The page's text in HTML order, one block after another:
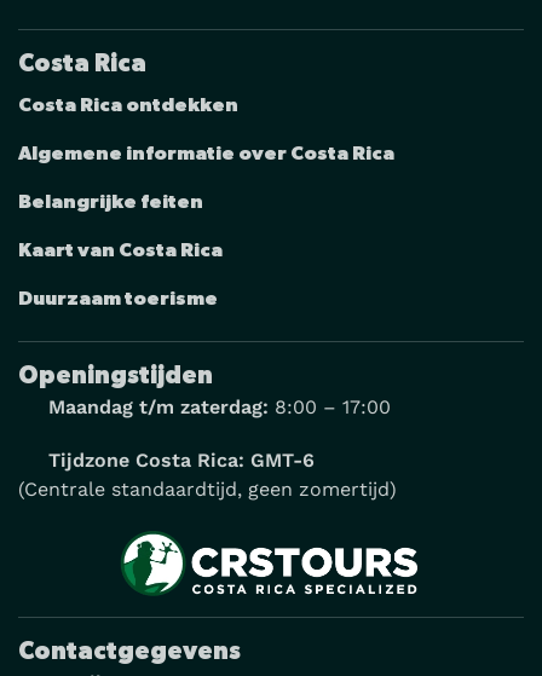
Costa Rica
Costa Rica ontdekken
Algemene informatie over Costa Rica
Belangrijke feiten
Kaart van Costa Rica
Duurzaam toerisme
Openingstijden
Maandag t/m zaterdag: 8:00 – 17:00
Tijdzone Costa Rica: GMT-6
(Centrale standaardtijd, geen zomertijd)
Contactgegevens